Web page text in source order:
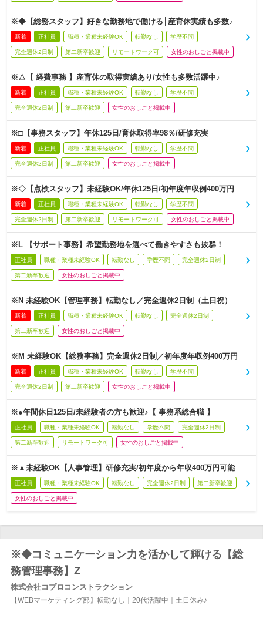
※◆【総務スタッフ】好きな勤務地で働ける│産育休実績も多数♪
新着 正社員 職種・業種未経験OK 転勤なし 学歴不問
完全週休2日制 第二新卒歓迎 リモートワーク可 女性のおしごと掲載中
※△【 経費事務 】産育休の取得実績あり/女性も多数活躍中♪
新着 正社員 職種・業種未経験OK 転勤なし 学歴不問
完全週休2日制 第二新卒歓迎 女性のおしごと掲載中
※□【事務スタッフ】年休125日/育休取得率98％/研修充実
新着 正社員 職種・業種未経験OK 転勤なし 学歴不問
完全週休2日制 第二新卒歓迎 女性のおしごと掲載中
※◇【点検スタッフ】未経験OK/年休125日/初年度年収例400万円
新着 正社員 職種・業種未経験OK 転勤なし 学歴不問
完全週休2日制 第二新卒歓迎 リモートワーク可 女性のおしごと掲載中
※L 【サポート事務】希望勤務地を選べて働きやすさも抜群！
正社員 職種・業種未経験OK 転勤なし 学歴不問 完全週休2日制
第二新卒歓迎 女性のおしごと掲載中
※N 未経験OK【管理事務】転勤なし／完全週休2日制（土日祝）
新着 正社員 職種・業種未経験OK 転勤なし 完全週休2日制
第二新卒歓迎 女性のおしごと掲載中
※M 未経験OK【総務事務】完全週休2日制／初年度年収例400万円
新着 正社員 職種・業種未経験OK 転勤なし 学歴不問
完全週休2日制 第二新卒歓迎 女性のおしごと掲載中
※●年間休日125日/未経験者の方も歓迎♪【 事務系総合職 】
正社員 職種・業種未経験OK 転勤なし 学歴不問 完全週休2日制
第二新卒歓迎 リモートワーク可 女性のおしごと掲載中
※▲未経験OK【人事管理】研修充実/初年度から年収400万円可能
正社員 職種・業種未経験OK 転勤なし 完全週休2日制 第二新卒歓迎
女性のおしごと掲載中
※◆コミュニケーション力を活かして輝ける【総
務管理事務】Z
株式会社コプロコンストラクション
【WEBマーケティング部】転勤なし｜20代活躍中｜土日休み♪